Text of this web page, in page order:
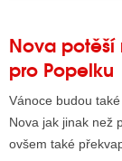
TISK
Nova potěší
pro Popelku
Vánoce budou
Nova jak jinak než
ovšem také